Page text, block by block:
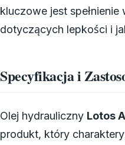
kluczowe jest
dotyczących lepkości i
Specyfikacja i
Olej hydrauliczny Lotos
produkt, który